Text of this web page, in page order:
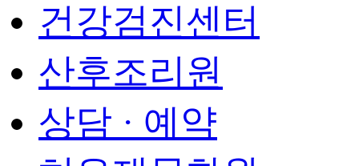
건강검진센터
산후조리원
상담 · 예약